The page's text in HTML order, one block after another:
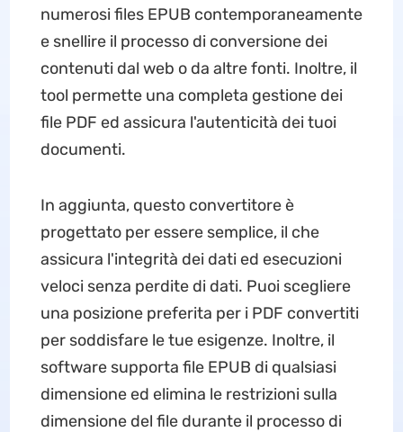
numerosi files EPUB contemporaneamente
e snellire il processo di conversione dei
contenuti dal web o da altre fonti. Inoltre, il
tool permette una completa gestione dei
file PDF ed assicura l'autenticità dei tuoi
documenti.
In aggiunta, questo convertitore è
progettato per essere semplice, il che
assicura l'integrità dei dati ed esecuzioni
veloci senza perdite di dati. Puoi scegliere
una posizione preferita per i PDF convertiti
per soddisfare le tue esigenze. Inoltre, il
software supporta file EPUB di qualsiasi
dimensione ed elimina le restrizioni sulla
dimensione del file durante il processo di